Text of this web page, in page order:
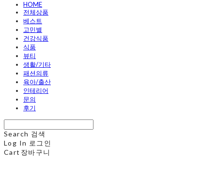
HOME
전체상품
베스트
고민별
건강식품
식품
뷰티
생활/기타
패션의류
육아/출산
인테리어
문의
후기
Search 검색
Log In 로그인
Cart 장바구니